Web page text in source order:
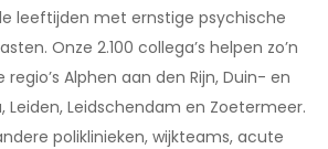
leeftijden met ernstige psychische
Onze 2.100 collega’s helpen zo’n
regio’s Alphen aan den Rijn, Duin- en
Leiden, Leidschendam en Zoetermeer.
poliklinieken, wijkteams, acute